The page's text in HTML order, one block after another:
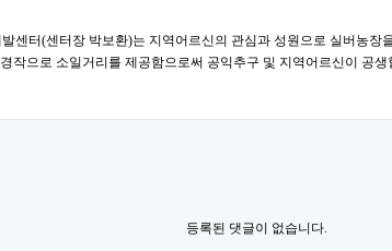
발센터(센터장 박보환)는 지역어르신의 관심과 성원으로 실버농
작으로 소일거리를 제공함으로써 공익추구 및 지역어르신이 공
등록된 댓글이 없습니다.